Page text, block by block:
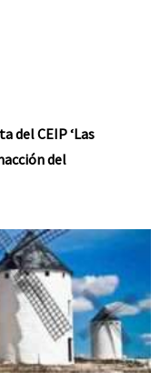
del CEIP ‘Las
del